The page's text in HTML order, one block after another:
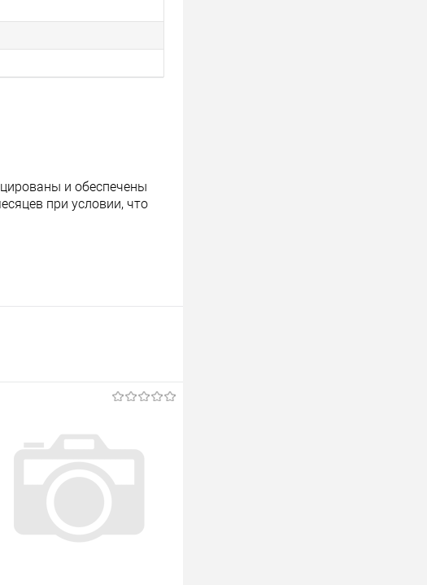
и обеспечены
при условии, что